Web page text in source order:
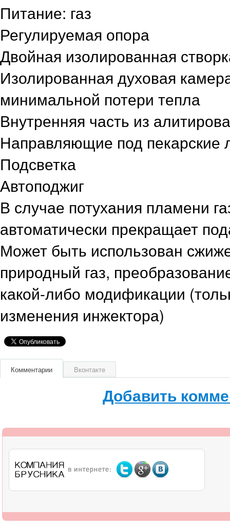
Питание: газ
Регулируемая опора
Двойная изолированная
Изолированная духовая
минимальной потери тепла
Внутренняя часть из
Направляющие под пекарские
Подсветка
Автоподжиг
В случае потухания пламени
автоматически прекращает
Может быть использован
природный газ,
какой-либо модификации
изменения инжектора)
Комментарии Вконтакте
Добавить